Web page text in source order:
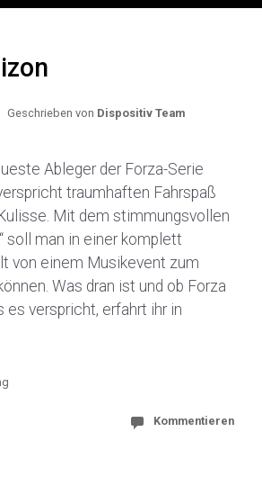
Geschrieben von Dispositiv Team
Ableger der Forza-Serie
traumhaften Fahrspaß
Mit dem stimmungsvollen
soll man in einer komplett
von einem Musikevent zum
Was dran ist und ob Forza
es verspricht, erfahrt ihr in
Kommentieren